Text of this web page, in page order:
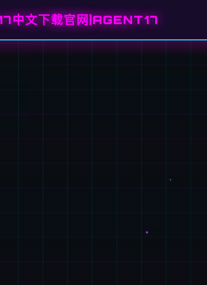
中文下载官网|AGENT17